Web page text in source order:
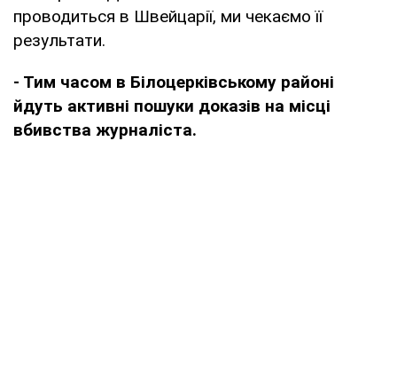
проводиться в Швейцарії, ми чекаємо її
результати.
- Тим часом в Білоцерківському районі
йдуть активні пошуки доказів на місці
вбивства журналіста.